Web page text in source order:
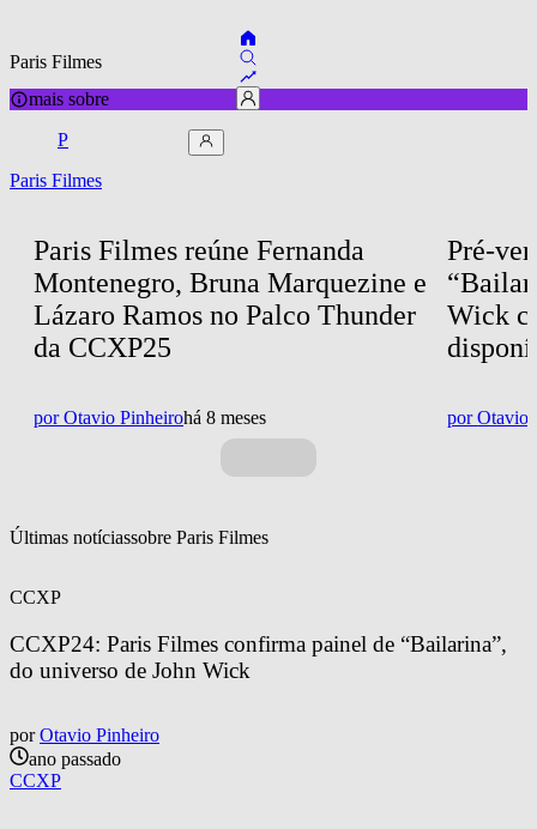
Paris Filmes
mais sobre
P
Paris Filmes
Paris Filmes reúne Fernanda
Montenegro, Bruna Marquezine e
Lázaro Ramos no Palco Thunder
da CCXP25
porOtavio Pinheirohá 8 meses
Pré-
Wick
porOtavio
Últimas notíciassobre Paris Filmes
CCXP
CCXP24: Paris Filmes confirma painel de “Bailarina”,
do universo de John Wick
por Otavio Pinheiro
ano passado
CCXP